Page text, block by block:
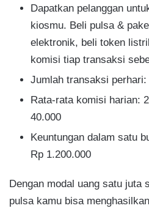
Dapatkan pelanggan
kiosmu. Beli pulsa &
elektronik, beli token
komisi tiap transaksi
Jumlah transaksi
Rata-rata komisi harian:
40.000
Keuntungan dalam satu
Rp 1.200.000
Dengan modal uang satu juta
pulsa kamu bisa